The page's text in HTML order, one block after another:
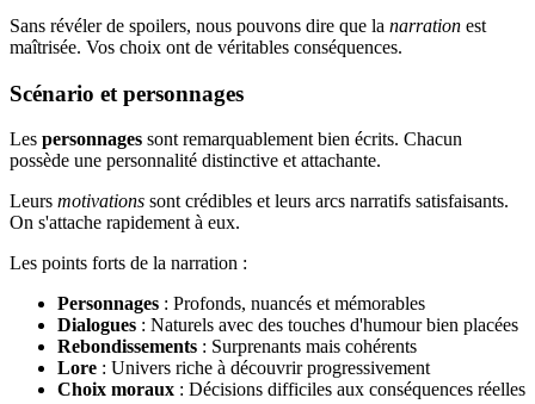
Sans révéler de spoilers, nous pouvons dire que la narration est
maîtrisée. Vos choix ont de véritables conséquences.
Scénario et personnages
Les personnages sont remarquablement bien écrits. Chacun
possède une personnalité distinctive et attachante.
Leurs motivations sont crédibles et leurs arcs narratifs satisfaisants.
On s'attache rapidement à eux.
Les points forts de la narration :
Personnages : Profonds, nuancés et mémorables
Dialogues : Naturels avec des touches d'humour bien placées
Rebondissements : Surprenants mais cohérents
Lore : Univers riche à découvrir progressivement
Choix moraux : Décisions difficiles aux conséquences réelles